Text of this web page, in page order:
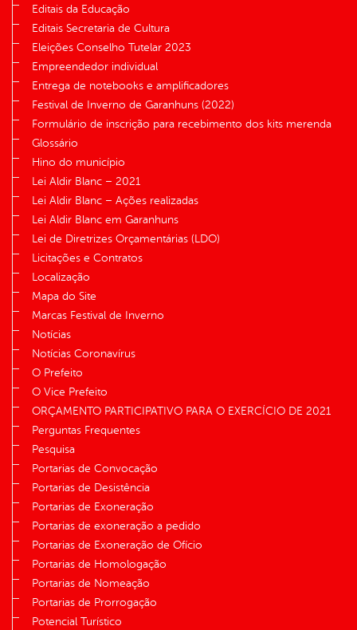
Editais da Educação
Editais Secretaria de Cultura
Eleições Conselho Tutelar 2023
Empreendedor individual
Entrega de notebooks e amplificadores
Festival de Inverno de Garanhuns (2022)
Formulário de inscrição para recebimento dos kits merenda
Glossário
Hino do município
Lei Aldir Blanc – 2021
Lei Aldir Blanc – Ações realizadas
Lei Aldir Blanc em Garanhuns
Lei de Diretrizes Orçamentárias (LDO)
Licitações e Contratos
Localização
Mapa do Site
Marcas Festival de Inverno
Notícias
Notícias Coronavírus
O Prefeito
O Vice Prefeito
ORÇAMENTO PARTICIPATIVO PARA O EXERCÍCIO DE 2021
Perguntas Frequentes
Pesquisa
Portarias de Convocação
Portarias de Desistência
Portarias de Exoneração
Portarias de exoneração a pedido
Portarias de Exoneração de Ofício
Portarias de Homologação
Portarias de Nomeação
Portarias de Prorrogação
Potencial Turístico